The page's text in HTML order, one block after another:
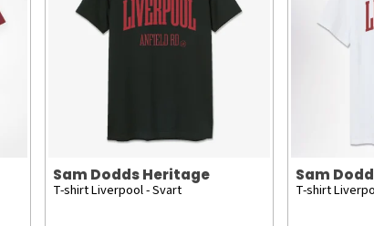
Sam Dodds Heritage
T-shirt Liverpool - Svart
Sam
T-shirt